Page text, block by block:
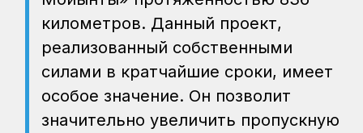
километров. Данный проект,
реализованный собственными
силами в кратчайшие сроки, имеет
особое значение. Он позволит
значительно увеличить пропускную